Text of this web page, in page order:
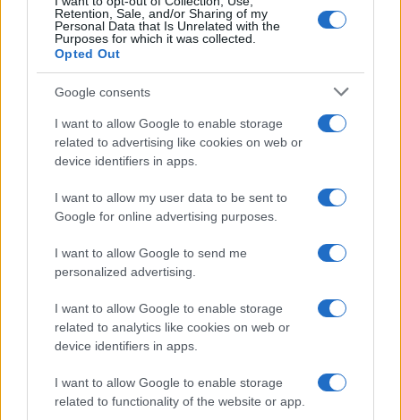
Retention, Sale, and/or Sharing of my
Personal Data that Is Unrelated with the
Purposes for which it was collected.
Opted Out
Google consents
I want to allow Google to enable storage
related to advertising like cookies on web or
device identifiers in apps.
I want to allow my user data to be sent to
Google for online advertising purposes.
I want to allow Google to send me
personalized advertising.
I want to allow Google to enable storage
related to analytics like cookies on web or
device identifiers in apps.
I want to allow Google to enable storage
related to functionality of the website or app.
forse molte cose si vedrebbero. Non è compito
della Polizia Locale fare controlli sul cantiere, però
c’è un commissariato di zona che è dietro l’angolo
rispetto al nuovo consolato.
Chiederete una commissione o un’audizione in
Consiglio comunale?
strumentalizza i fatti politici che accadono. Non
lavoratori sfruttati sul territorio milanese, e quindi
qualche chiarimento andrebbe posto, tramite
magari gli enti preposti al controllo.
Da esponente di Forza Italia, quali misure
proporrebbe per rafforzare la lotta al